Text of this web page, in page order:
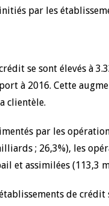
par les
se sont élevés à
à 2016. Cette
clientèle.
par les
; 26,3%), les
et assimilées (113,3
de